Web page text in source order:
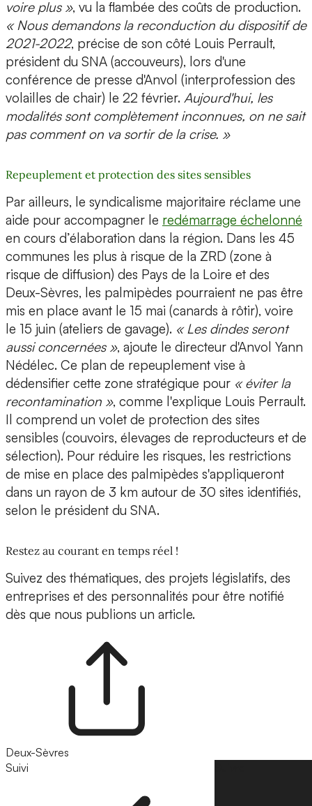
voire plus », vu la flambée des coûts de production.
« Nous demandons la reconduction du dispositif de
2021-2022, précise de son côté Louis Perrault,
président du SNA (accouveurs), lors d'une
conférence de presse d'Anvol (interprofession des
volailles de chair) le 22 février. Aujourd'hui, les
modalités sont complètement inconnues, on ne sait
pas comment on va sortir de la crise. »
Repeuplement et protection des sites sensibles
Par ailleurs, le syndicalisme majoritaire réclame une
aide pour accompagner le redémarrage échelonné
en cours d’élaboration dans la région. Dans les 45
communes les plus à risque de la ZRD (zone à
risque de diffusion) des Pays de la Loire et des
Deux-Sèvres, les palmipèdes pourraient ne pas être
mis en place avant le 15 mai (canards à rôtir), voire
le 15 juin (ateliers de gavage). « Les dindes seront
aussi concernées », ajoute le directeur d'Anvol Yann
Nédélec. Ce plan de repeuplement vise à
dédensifier cette zone stratégique pour « éviter la
recontamination », comme l'explique Louis Perrault.
Il comprend un volet de protection des sites
sensibles (couvoirs, élevages de reproducteurs et de
sélection). Pour réduire les risques, les restrictions
de mise en place des palmipèdes s'appliqueront
dans un rayon de 3 km autour de 30 sites identifiés,
selon le président du SNA.
Restez au courant en temps réel !
Suivez des thématiques, des projets législatifs, des
entreprises et des personnalités pour être notifié
dès que nous publions un article.
Deux-Sèvres
Suivi